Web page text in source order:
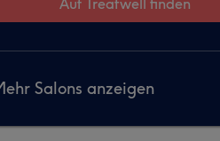
Salons anzeigen